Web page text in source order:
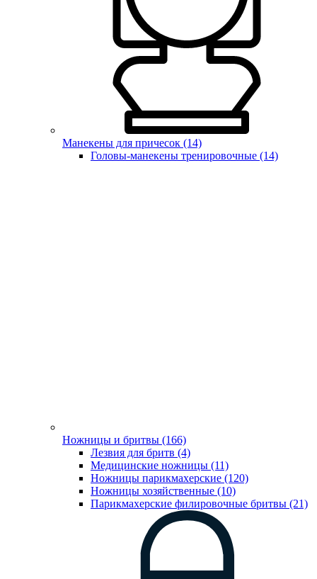
Манекены для причесок (14)
Головы-манекены тренировочные (14)
Ножницы и бритвы (166)
Лезвия для бритв (4)
Медицинские ножницы (11)
Ножницы парикмахерские (120)
Ножницы хозяйственные (10)
Парикмахерские филировочные бритвы (21)